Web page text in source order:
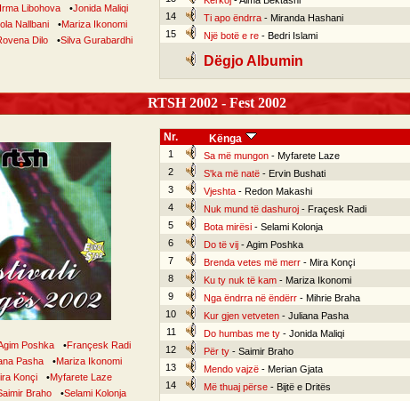
Irma Libohova •Jonida Maliqi
Nallbani •Mariza Ikonomi
Dilo •Silva Gurabardhi
14
Ti apo ëndrra- Miranda Hashani
15
Një botë e re- Bedri Islami
Dëgjo Albumin
RTSH 2002 - Fest 2002
Poshka •Françesk Radi
Pasha •Mariza Ikonomi
Konçi •Myfarete Laze
Braho •Selami Kolonja
Nr. Kënga
1 Sa më mungon- Myfarete Laze
2
S'ka më natë- Ervin Bushati
3
Vjeshta- Redon Makashi
4
Nuk mund të dashuroj- Fraçesk Radi
5
Bota mirësi- Selami Kolonja
6
Do të vij- Agim Poshka
7
Brenda vetes më merr- Mira Konçi
8
Ku ty nuk të kam- Mariza Ikonomi
9
Nga ëndrra në ëndërr- Mihrie Braha
10
Kur gjen vetveten- Juliana Pasha
11
Do humbas me ty- Jonida Maliqi
12
Për ty- Saimir Braho
13
Mendo vajzë- Merian Gjata
14
Më thuaj përse- Bijtë e Dritës